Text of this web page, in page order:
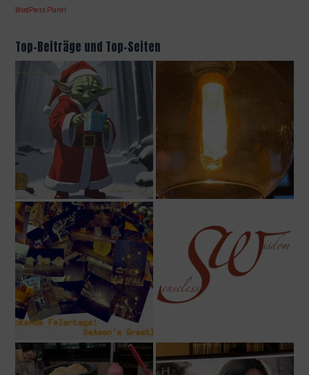
WordPress Planet
Top-Beiträge und Top-Seiten